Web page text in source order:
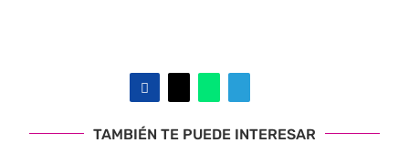
TAMBIÉN TE PUEDE INTERESAR